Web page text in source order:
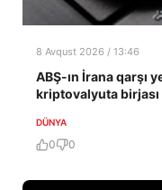
8 Avqust 2026 / 13:46
ABŞ-ın İrana qarşı
kriptovalyuta birjası
DÜNYA
0 0